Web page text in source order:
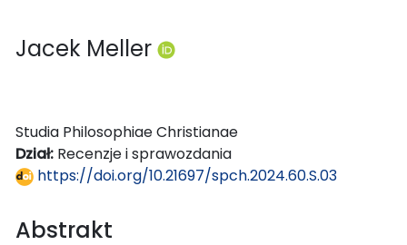
Jacek Meller
Studia Philosophiae Christianae
Dział: Recenzje i sprawozdania
https://doi.org/10.21697/spch.2024.60.S.03
Abstrakt